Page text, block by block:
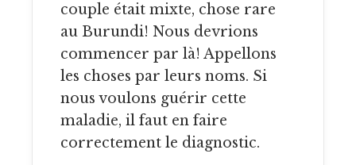
couple était mixte, chose rare
au Burundi! Nous devrions
commencer par là! Appellons
les choses par leurs noms. Si
nous voulons guérir cette
maladie, il faut en faire
correctement le diagnostic.